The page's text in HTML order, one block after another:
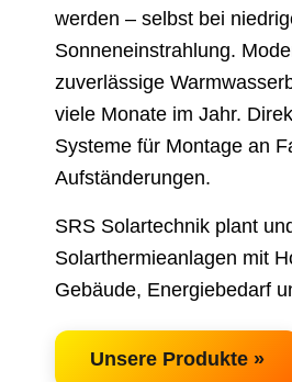
werden – selbst bei
Sonneneinstrahlung.
zuverlässige
viele Monate im Jahr.
Systeme für Montage an
Aufständerungen.
SRS Solartechnik plant
Solarthermieanlagen mit
Gebäude, Energiebedarf
Unsere Produkte »